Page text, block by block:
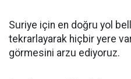
Suriye için en doğru yol
tekrarlayarak hiçbir yere
görmesini arzu ediyoruz.